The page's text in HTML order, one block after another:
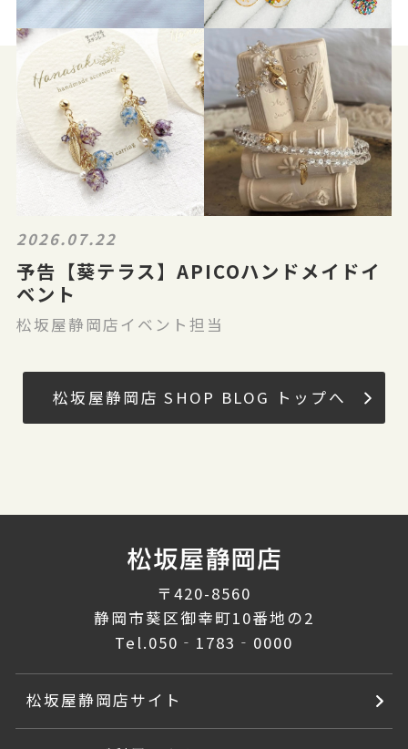
2026.07.22
予告【葵テラス】APICOハンドメイドイ
ベント
松坂屋静岡店イベント担当
松坂屋静岡店 SHOP BLOG トップへ
〒420-8560
静岡市葵区御幸町10番地の2
Tel.050‐1783‐0000
松坂屋静岡店サイト